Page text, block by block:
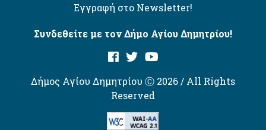
Εγγραφή στο Newsletter!
Συνδεθείτε με τον Δήμο Αγίου Δημητρίου!
Δήμος Αγίου Δημητρίου Ⓒ 2026 / All Rights
Reserved